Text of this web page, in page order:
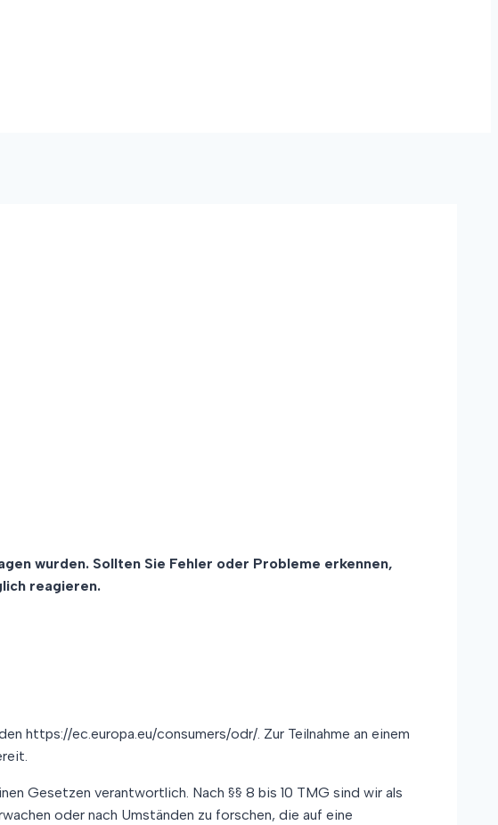
wurden. Sollten Sie Fehler oder Probleme erkennen,
reagieren.
https://ec.europa.eu/consumers/odr/. Zur Teilnahme an einem
Gesetzen verantwortlich. Nach §§ 8 bis 10 TMG sind wir als
oder nach Umständen zu forschen, die auf eine